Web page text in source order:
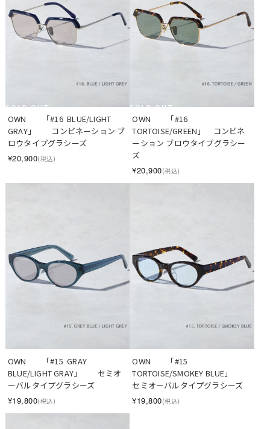
SOLD OUT
OWN　　「#16  BLUE/LIGHT
GRAY」　　コンビネーション ブ
ロウタイプグラシーズ
¥20,900(税込)
SOLD OUT
OWN　　「#16
TORTOISE/GREEN」　コンビネ
ーション ブロウタイプグラシー
ズ
¥20,900(税込)
OWN　　「#15  GRAY
BLUE/LIGHT GRAY」　　セミオ
ーバルタイプグラシーズ
¥19,800(税込)
OWN　　「#15
TORTOISE/SMOKEY BLUE」
セミオーバルタイプグラシーズ
¥19,800(税込)